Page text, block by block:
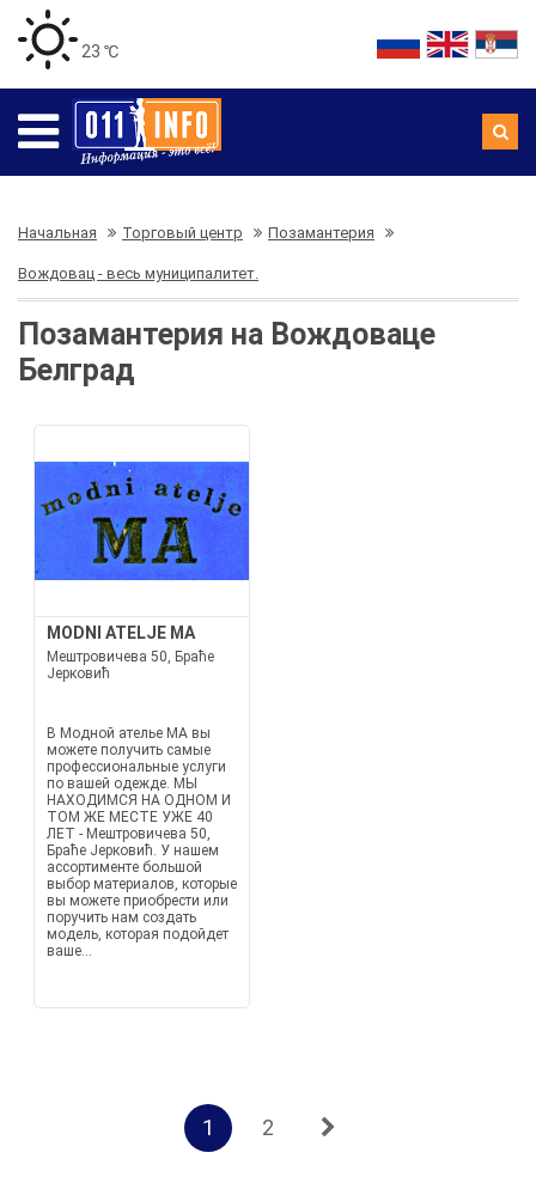
23 ℃
Начальная Торговый центр Позамантерия
Вождовац - весь муниципалитет.
Позамантерия на Вождоваце
Белград
MODNI ATELJE MA
Мештровичева 50, Браће
Јерковић
В Модной ателье MA вы
можете получить самые
профессиональные услуги
по вашей одежде. МЫ
НАХОДИМСЯ НА ОДНОМ И
ТОМ ЖЕ МЕСТЕ УЖЕ 40
ЛЕТ - Мештровичева 50,
Браће Јерковић. У нашем
ассортименте большой
выбор материалов, которые
вы можете приобрести или
поручить нам создать
модель, которая подойдет
ваше...
1 2